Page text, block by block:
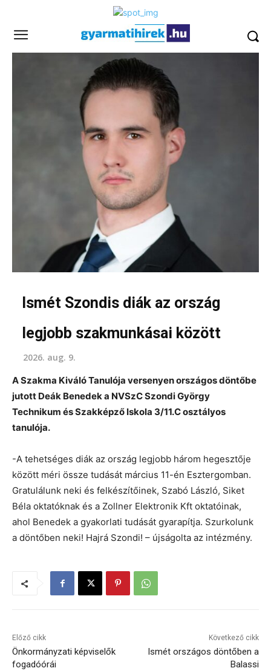
Ismét Szondis diák az ország
legjobb szakmunkásai között
2026. aug. 9.
A Szakma Kiváló Tanulója versenyen országos döntőbe
jutott Deák Benedek a NVSzC Szondi György
Technikum és Szakképző Iskola 3/11.C osztályos
tanulója.
-A tehetséges diák az ország legjobb három hegesztője
között méri össze tudását március 11-én Esztergomban.
Gratulálunk neki és felkészítőinek, Szabó László, Siket
Béla oktatóknak és a Zollner Elektronik Kft oktatóinak,
ahol Benedek a gyakorlati tudását gyarapítja. Szurkolunk
a döntőben neki! Hajrá Szondi! – újságolta az intézmény.
Előző cikk
Önkormányzati képviselők
fogadóórái
Következő cikk
Ismét országos döntőben a
Balassi